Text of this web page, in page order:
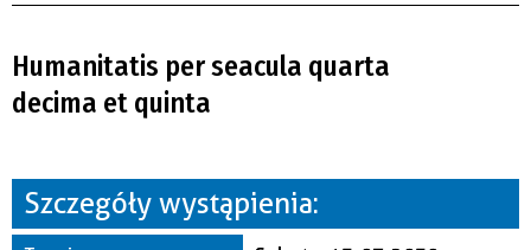
—
Miejsce
Humanitatis per seacula quarta
decima et quinta
Szczegóły wystąpienia: